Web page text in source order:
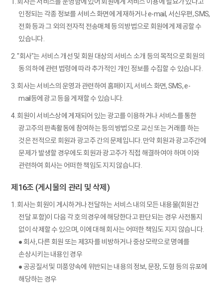
인정되는 각종 정보를 서비스 화면에 게재하거나 e-mail, 서신우편, SMS,
전화 등과 그 외의 전자적 전송매체 등의 방법으로 회원에게 제공할 수
있습니다.
2. "회사"는 서비스 개선 및 회원 대상의 서비스 소개 등의 목적으로 회원의
동의 하에 관련 법령에 따라 추가적인 개인 정보를 수집할 수 있습니다.
3. 회사는 서비스의 운영과 관련하여 홈페이지, 서비스 화면, SMS, e-
mail등에 광고 등을 게재할 수 있습니다.
4. 회원이 서비스상에 게재되어 있는 광고를 이용하거나 서비스를 통한
광고주의 판촉활동에 참여하는 등의 방법으로 교신 또는 거래를 하는
것은 전적으로 회원과 광고주 간의 문제입니다. 만약 회원과 광고주간에
문제가 발생할 경우에도 회원과 광고주가 직접 해결하여야 하며 이와
관련하여 회사는 어떠한 책임도 지지 않습니다.
제16조 (게시물의 관리 및 삭제)
1. 회사는 회원이 게시하거나 전달하는 서비스 내의 모든 내용물(회원간
전달 포함)이 다음 각 호의 경우에 해당한다고 판단되는 경우 사전통지
없이 삭제할 수 있으며, 이에 대해 회사는 어떠한 책임도 지지 않습니다.
● 회사, 다른 회원 또는 제3자를 비방하거나 중상모략으로 명예를
손상시키는 내용인 경우
● 공공질서 및 미풍양속에 위반되는 내용의 정보, 문장, 도형 등의 유포에
해당하는 경우